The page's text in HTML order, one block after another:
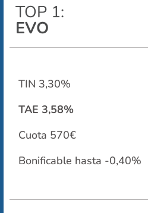
TOP 1:
EVO
TIN 3,30%
TAE 3,58%
Cuota 570€
Bonificable hasta -0,40%